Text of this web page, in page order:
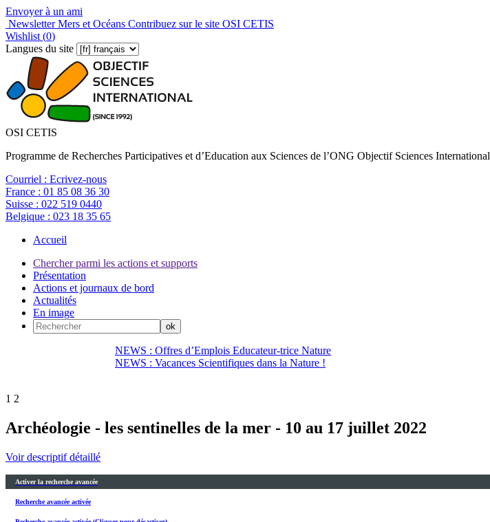
Envoyer à un ami
Newsletter Mers et Océans Contribuez sur le site OSI CETIS
Wishlist (0)
Langues du site
OSI CETIS
Programme de Recherches Participatives et d’Education aux Sciences de l’ONG Objectif Sciences International
Courriel : Ecrivez-nous
France : 01 85 08 36 30
Suisse : 022 519 0440
Belgique : 023 18 35 65
Accueil
Chercher parmi les actions et supports
Présentation
Actions et journaux de bord
Actualités
En image
NEWS : Offres d’Emplois Educateur-trice Nature
NEWS : Vacances Scientifiques dans la Nature !
1 2
Archéologie - les sentinelles de la mer - 10 au 17 juillet 2022
Voir descriptif détaillé
Activer la recherche avancée
Recherche avancée activée